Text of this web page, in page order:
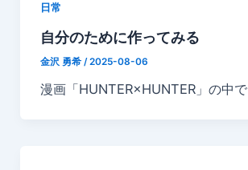
日常
自分のために作ってみる
金沢 勇希 /2025-08-06
漫画「HUNTER×HUNTER」の中で